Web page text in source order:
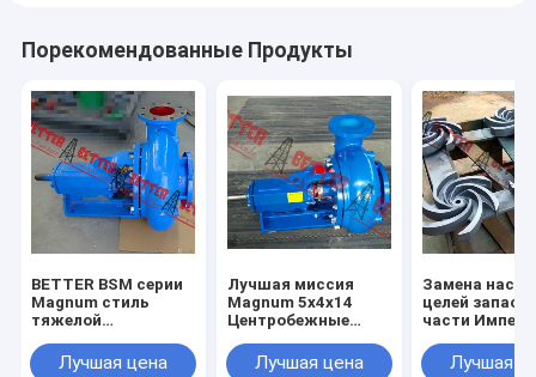
Порекомендованные Продукты
BETTER BSM серии
Magnum стиль
тяжелой
центробежной
Лучшая цена
Лучшая миссия
Magnum 5x4x14
Центробежные
сливочных отходов
Лучшая цена
Замена
целей
части
3x2x13,Лучшая